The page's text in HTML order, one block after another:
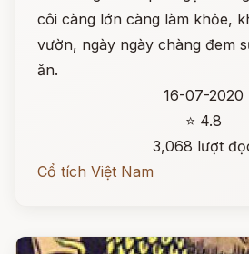
côi càng lớn càng làm khỏe,
vườn, ngày ngày chàng đem
ăn.
16-07-2020
⭐ 4.8
3,068 lượt
Cổ tích Việt Nam